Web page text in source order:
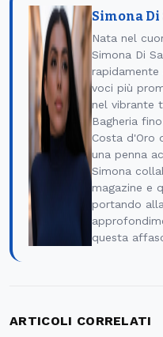
Simona Di
Nata nel
Simona Di
voci più
nel vibrante
Bagheria
Costa d'Oro
una penna
Simona
magazine e
portando
questa
ARTICOLI CORRELATI